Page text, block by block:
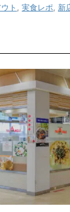
ト , 実食レポ, 新